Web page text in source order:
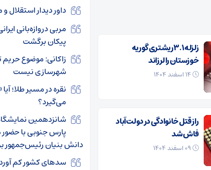
زلزله ۳.۱ ریشتری گوریه
خوزستان را لرزاند
راز قتل خانوادگی در دولت‌آباد
فاش شد
داور دیدار استقلال
مربی دروازه‌بانی
پیکان برگشت
زاکانی: موضوع
شهرسازی نیست
نقره در مسیر طلا؛
می‌گیرد؟
شانزدهمین
پارس جنوبی با
دانش بنیان رئیس‌جمهور
سدهای کشور کم